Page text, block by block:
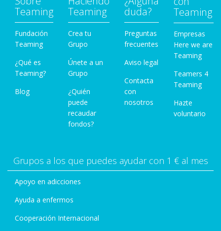
Teaming
Fundación
Teaming
¿Qué es
Teaming?
Blog
Teaming
Crea tu
Grupo
Únete a un
Grupo
¿Quién
puede
recaudar
fondos?
duda?
Preguntas
frecuentes
Aviso legal
Contacta
con
nosotros
Teaming
Empresas
Here we are
Teaming
Teamers 4
Teaming
Hazte
voluntario
Grupos a los que puedes ayudar con 1 € al mes
Apoyo en adicciones
Ayuda a enfermos
Cooperación Internacional